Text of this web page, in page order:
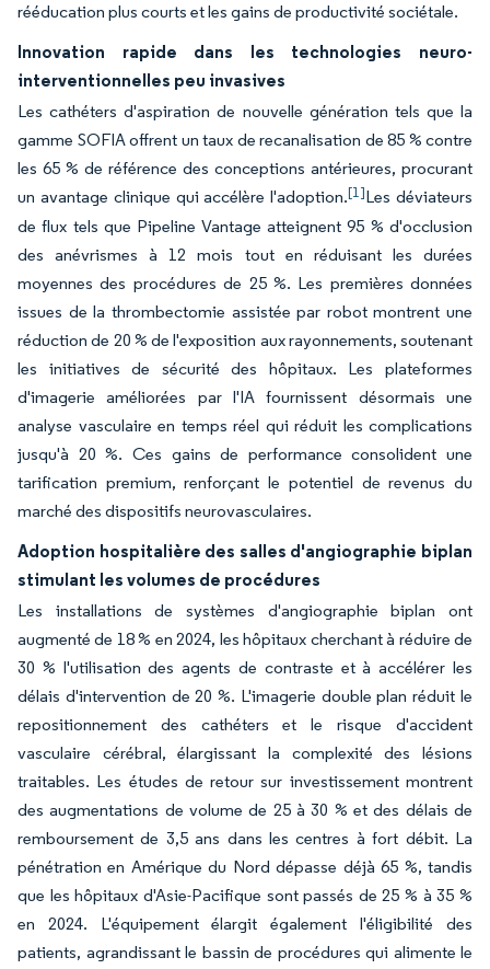
rééducation plus courts et les gains de productivité sociétale.
Innovation rapide dans les technologies neuro-
interventionnelles peu invasives
Les cathéters d'aspiration de nouvelle génération tels que la
gamme SOFIA offrent un taux de recanalisation de 85 % contre
les 65 % de référence des conceptions antérieures, procurant
un avantage clinique qui accélère l'adoption.[1]Les déviateurs
de flux tels que Pipeline Vantage atteignent 95 % d'occlusion
des anévrismes à 12 mois tout en réduisant les durées
moyennes des procédures de 25 %. Les premières données
issues de la thrombectomie assistée par robot montrent une
réduction de 20 % de l'exposition aux rayonnements, soutenant
les initiatives de sécurité des hôpitaux. Les plateformes
d'imagerie améliorées par l'IA fournissent désormais une
analyse vasculaire en temps réel qui réduit les complications
jusqu'à 20 %. Ces gains de performance consolident une
tarification premium, renforçant le potentiel de revenus du
marché des dispositifs neurovasculaires.
Adoption hospitalière des salles d'angiographie biplan
stimulant les volumes de procédures
Les installations de systèmes d'angiographie biplan ont
augmenté de 18 % en 2024, les hôpitaux cherchant à réduire de
30 % l'utilisation des agents de contraste et à accélérer les
délais d'intervention de 20 %. L'imagerie double plan réduit le
repositionnement des cathéters et le risque d'accident
vasculaire cérébral, élargissant la complexité des lésions
traitables. Les études de retour sur investissement montrent
des augmentations de volume de 25 à 30 % et des délais de
remboursement de 3,5 ans dans les centres à fort débit. La
pénétration en Amérique du Nord dépasse déjà 65 %, tandis
que les hôpitaux d'Asie-Pacifique sont passés de 25 % à 35 %
en 2024. L'équipement élargit également l'éligibilité des
patients, agrandissant le bassin de procédures qui alimente le